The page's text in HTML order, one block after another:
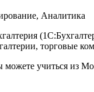
Аналитика
торговые
можете учиться из